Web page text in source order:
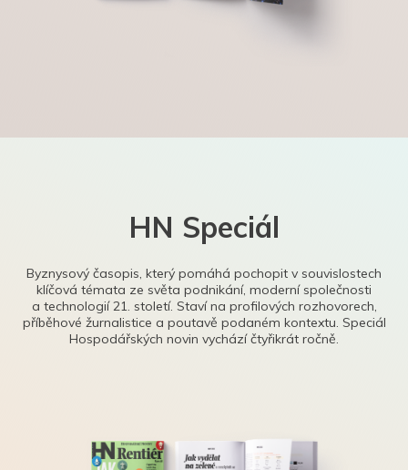
HN Speciál
Byznysový časopis, který pomáhá pochopit v souvislostech
klíčová témata ze světa podnikání, moderní společnosti
a technologií 21. století. Staví na profilových rozhovorech,
příběhové žurnalistice a poutavě podaném kontextu. Speciál
Hospodářských novin vychází čtyřikrát ročně.